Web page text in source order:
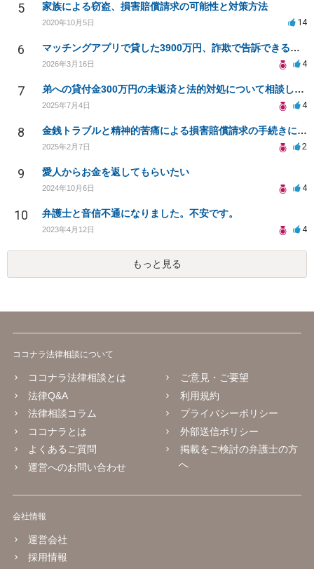
5 家族による窃盗、損害賠償請求の可能性と対策方法
2020年10月5日 14
6 マッチングアプリで貸した3900万円、詐欺で告訴できるか？
2026年3月16日 4
7 弟への貸付金300万円の未返済と法的対処について相談したい
2025年7月4日 4
8 金銭トラブルと精神的苦痛による損害賠償請求の手続きについて
2025年2月7日 2
9 愛人からお金を返してもらいたい
2024年10月6日 4
10 弁護士と音信不通になりました。不安です。
2023年4月12日 4
もっと見る
ココナラ法律相談について
ココナラ法律相談とは
法律Q&A
法律相談コラム
ココナラとは
よくあるご質問
運営へのお問い合わせ
ご意見・ご要望
利用規約
プライバシーポリシー
外部送信ポリシー
掲載をご検討の弁護士の方
へ
会社情報
運営会社
採用情報